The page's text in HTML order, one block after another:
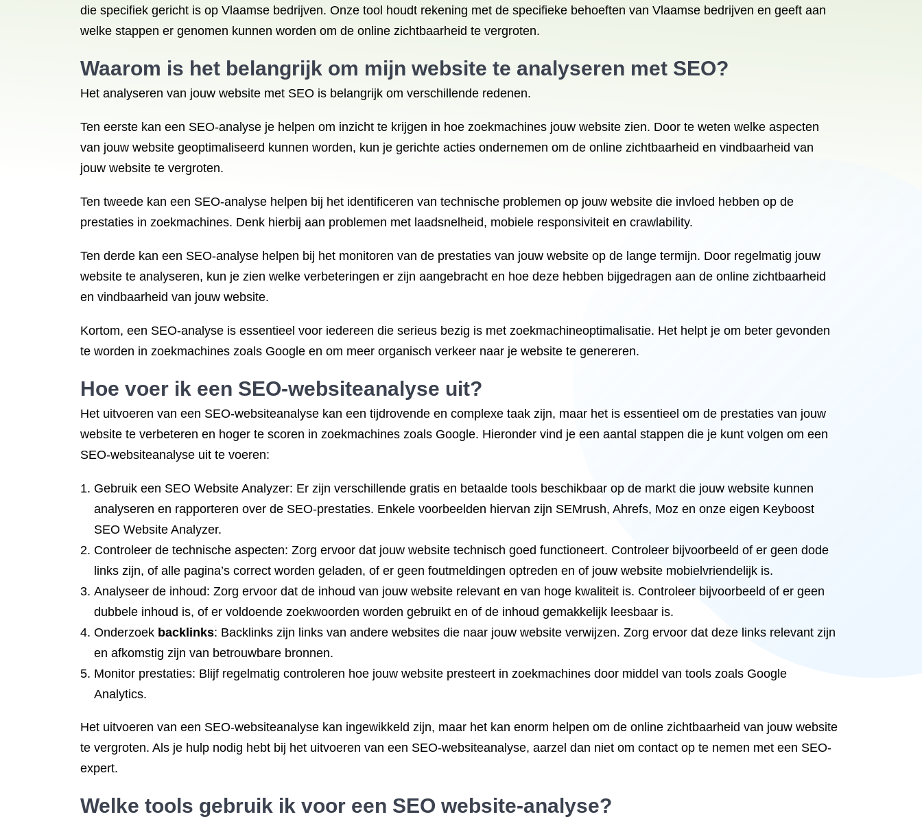
die specifiek gericht is op Vlaamse bedrijven. Onze tool houdt rekening met de specifieke behoeften van Vlaamse bedrijven en geeft aan
welke stappen er genomen kunnen worden om de online zichtbaarheid te vergroten.
Waarom is het belangrijk om mijn website te analyseren met SEO?
Het analyseren van jouw website met SEO is belangrijk om verschillende redenen.
Ten eerste kan een SEO-analyse je helpen om inzicht te krijgen in hoe zoekmachines jouw website zien. Door te weten welke aspecten
van jouw website geoptimaliseerd kunnen worden, kun je gerichte acties ondernemen om de online zichtbaarheid en vindbaarheid van
jouw website te vergroten.
Ten tweede kan een SEO-analyse helpen bij het identificeren van technische problemen op jouw website die invloed hebben op de
prestaties in zoekmachines. Denk hierbij aan problemen met laadsnelheid, mobiele responsiviteit en crawlability.
Ten derde kan een SEO-analyse helpen bij het monitoren van de prestaties van jouw website op de lange termijn. Door regelmatig jouw
website te analyseren, kun je zien welke verbeteringen er zijn aangebracht en hoe deze hebben bijgedragen aan de online zichtbaarheid
en vindbaarheid van jouw website.
Kortom, een SEO-analyse is essentieel voor iedereen die serieus bezig is met zoekmachineoptimalisatie. Het helpt je om beter gevonden
te worden in zoekmachines zoals Google en om meer organisch verkeer naar je website te genereren.
Hoe voer ik een SEO-websiteanalyse uit?
Het uitvoeren van een SEO-websiteanalyse kan een tijdrovende en complexe taak zijn, maar het is essentieel om de prestaties van jouw
website te verbeteren en hoger te scoren in zoekmachines zoals Google. Hieronder vind je een aantal stappen die je kunt volgen om een
SEO-websiteanalyse uit te voeren:
Gebruik een SEO Website Analyzer: Er zijn verschillende gratis en betaalde tools beschikbaar op de markt die jouw website kunnen
analyseren en rapporteren over de SEO-prestaties. Enkele voorbeelden hiervan zijn SEMrush, Ahrefs, Moz en onze eigen Keyboost
SEO Website Analyzer.
Controleer de technische aspecten: Zorg ervoor dat jouw website technisch goed functioneert. Controleer bijvoorbeeld of er geen dode
links zijn, of alle pagina’s correct worden geladen, of er geen foutmeldingen optreden en of jouw website mobielvriendelijk is.
Analyseer de inhoud: Zorg ervoor dat de inhoud van jouw website relevant en van hoge kwaliteit is. Controleer bijvoorbeeld of er geen
dubbele inhoud is, of er voldoende zoekwoorden worden gebruikt en of de inhoud gemakkelijk leesbaar is.
Onderzoek backlinks: Backlinks zijn links van andere websites die naar jouw website verwijzen. Zorg ervoor dat deze links relevant zijn
en afkomstig zijn van betrouwbare bronnen.
Monitor prestaties: Blijf regelmatig controleren hoe jouw website presteert in zoekmachines door middel van tools zoals Google
Analytics.
Het uitvoeren van een SEO-websiteanalyse kan ingewikkeld zijn, maar het kan enorm helpen om de online zichtbaarheid van jouw website
te vergroten. Als je hulp nodig hebt bij het uitvoeren van een SEO-websiteanalyse, aarzel dan niet om contact op te nemen met een SEO-
expert.
Welke tools gebruik ik voor een SEO website-analyse?